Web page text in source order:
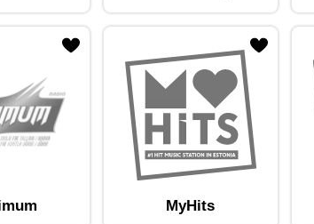
MyHits
hulkaLisa raadiojaam lemmikute hulka